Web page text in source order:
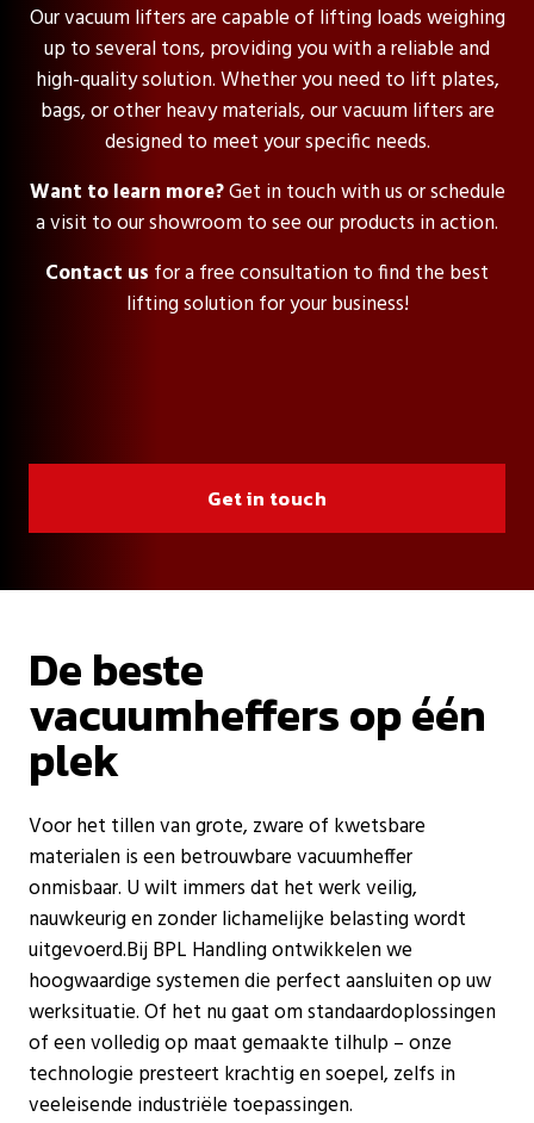
Our vacuum lifters are capable of lifting loads weighing
up to several tons, providing you with a reliable and
high-quality solution. Whether you need to lift plates,
bags, or other heavy materials, our vacuum lifters are
designed to meet your specific needs.
Want to learn more?Get in touch with us or schedule
a visit to our showroom to see our products in action.
Contact us for a free consultation to find the best
lifting solution for your business!
Get in touch
De beste
vacuumheffers op één
plek
Voor het tillen van grote, zware of kwetsbare
materialen is een betrouwbare vacuumheffer
onmisbaar. U wilt immers dat het werk veilig,
nauwkeurig en zonder lichamelijke belasting wordt
uitgevoerd.Bij BPL Handling ontwikkelen we
hoogwaardige systemen die perfect aansluiten op uw
werksituatie. Of het nu gaat om standaardoplossingen
of een volledig op maat gemaakte tilhulp – onze
technologie presteert krachtig en soepel, zelfs in
veeleisende industriële toepassingen.